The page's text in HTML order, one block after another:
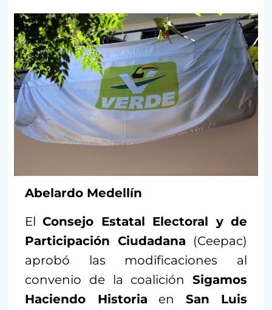
Abelardo Medellín
ElConsejo Estatal Electoral y de
Participación Ciudadana (Ceepac)
aprobó las modificaciones al
convenio de la coalición Sigamos
Haciendo Historia en San Luis